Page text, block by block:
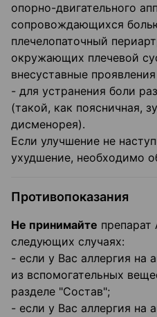
опорно-двигательного
сопровождающихся
плечелопаточный
окружающих плечевой
внесуставные
- для устранения боли
(такой, как поясничная,
дисменорея).
Если улучшение не
ухудшение, необходимо
Противопоказания
Не принимайте
следующих случаях:
- если у Вас аллергия на
из вспомогательных
разделе "Состав";
- если у Вас аллергия на